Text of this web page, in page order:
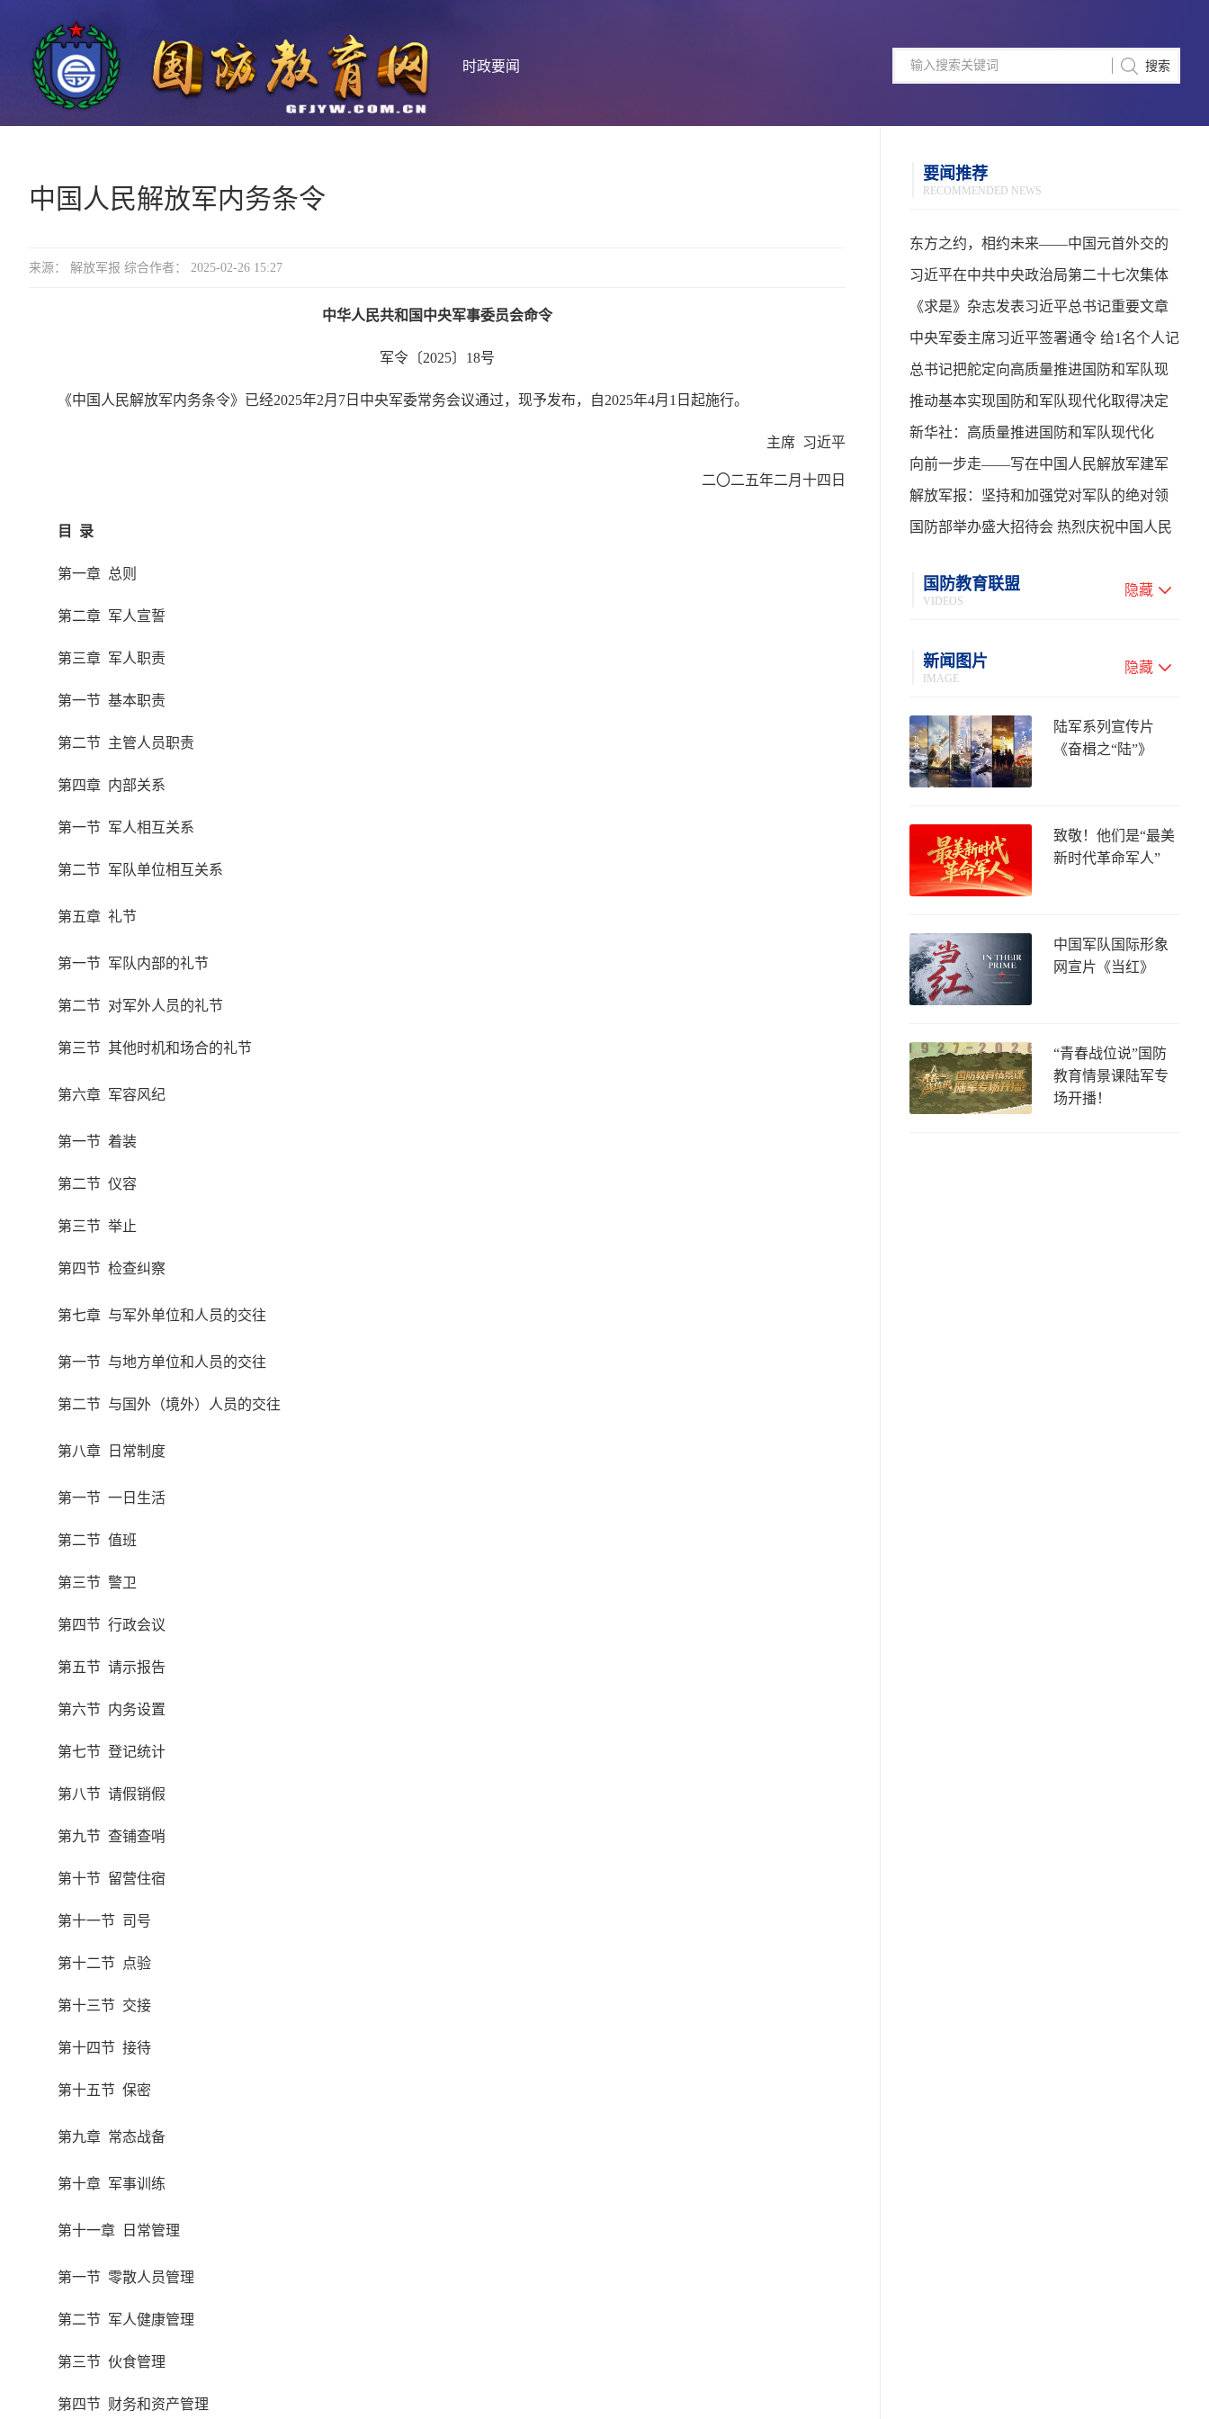
时政要闻
中国人民解放军内务条令
来源： 解放军报 综合作者： 2025-02-26 15:27
中华人民共和国中央军事委员会命令
军令〔2025〕18号
《中国人民解放军内务条令》已经2025年2月7日中央军委常务会议通过，现予发布，自2025年4月1日起施行。
主席 习近平
二〇二五年二月十四日
目 录
第一章 总则
第二章 军人宣誓
第三章 军人职责
第一节 基本职责
第二节 主管人员职责
第四章 内部关系
第一节 军人相互关系
第二节 军队单位相互关系
第五章 礼节
第一节 军队内部的礼节
第二节 对军外人员的礼节
第三节 其他时机和场合的礼节
第六章 军容风纪
第一节 着装
第二节 仪容
第三节 举止
第四节 检查纠察
第七章 与军外单位和人员的交往
第一节 与地方单位和人员的交往
第二节 与国外（境外）人员的交往
第八章 日常制度
第一节 一日生活
第二节 值班
第三节 警卫
第四节 行政会议
第五节 请示报告
第六节 内务设置
第七节 登记统计
第八节 请假销假
第九节 查铺查哨
第十节 留营住宿
第十一节 司号
第十二节 点验
第十三节 交接
第十四节 接待
第十五节 保密
第九章 常态战备
第十章 军事训练
第十一章 日常管理
第一节 零散人员管理
第二节 军人健康管理
第三节 伙食管理
第四节 财务和资产管理
要闻推荐
RECOMMENDED NEWS
东方之约，相约未来——中国元首外交的
世界情怀与大国气派
习近平在中共中央政治局第二十七次集体
学习时强调 强化政治引领 深化创新发展 高
质量推进国防和军队现代化
《求是》杂志发表习近平总书记重要文章
中央军委主席习近平签署通令 给1名个人记
功
总书记把舵定向高质量推进国防和军队现
代化
推动基本实现国防和军队现代化取得决定
性进展——学习贯彻习主席在中共中央政
治局第二十七次集体学习时的重要讲话
新华社：高质量推进国防和军队现代化
向前一步走——写在中国人民解放军建军
99周年之际
解放军报：坚持和加强党对军队的绝对领
导 高质量推进国防和军队现代化
国防部举办盛大招待会 热烈庆祝中国人民
国防教育联盟
VIDEOS
隐藏
新闻图片
IMAGE
隐藏
陆军系列宣传片
《奋楫之“陆”》
致敬！他们是“最美
新时代革命军人”
中国军队国际形象
网宣片《当红》
“青春战位说”国防
教育情景课陆军专
场开播！